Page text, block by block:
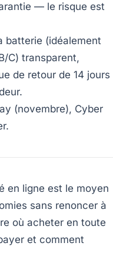
— le risque est
batterie (idéalement
C) transparent,
de retour de 14 jours
(novembre), Cyber
en ligne est le moyen
sans renoncer à
où acheter en toute
et comment